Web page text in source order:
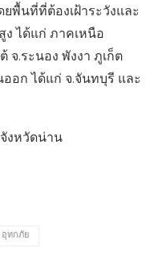
พื้นที่ที่ต้องเฝ้าระวังและ
ได้แก่ ภาคเหนือ
จ.ระนอง พังงา ภูเก็ต
อก ได้แก่ จ.จันทบุรี และ
งหวัดน่าน
อุทกภัย